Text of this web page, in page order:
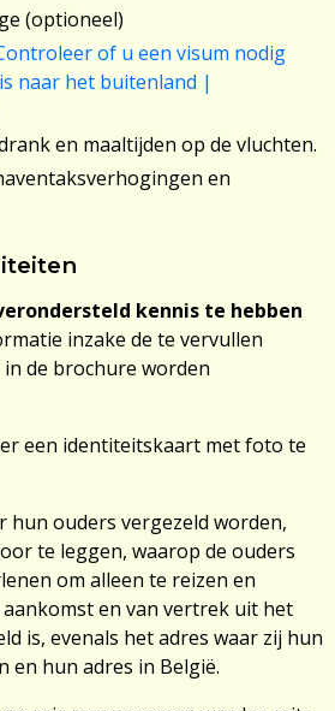
(optioneel)
of u een visum nodig
naar het buitenland |
en maaltijden op de vluchten.
en
kennis te hebben
inzake de te vervullen
de brochure worden
een identiteitskaart met foto te
hun ouders vergezeld worden,
te leggen, waarop de ouders
om alleen te reizen en
en van vertrek uit het
is, evenals het adres waar zij hun
en hun adres in België.